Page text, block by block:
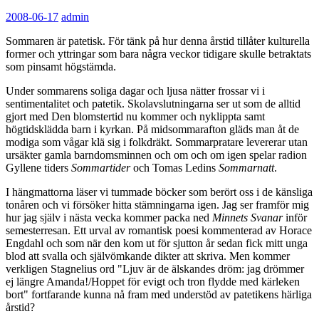
2008-06-17 admin
Sommaren är patetisk. För tänk på hur denna årstid tillåter kulturella
former och yttringar som bara några veckor tidigare skulle betraktats
som pinsamt högstämda.
Under sommarens soliga dagar och ljusa nätter frossar vi i
sentimentalitet och patetik. Skolavslutningarna ser ut som de alltid
gjort med Den blomstertid nu kommer och nyklippta samt
högtidsklädda barn i kyrkan. På midsommarafton gläds man åt de
modiga som vågar klä sig i folkdräkt. Sommarpratare levererar utan
ursäkter gamla barndomsminnen och om och om igen spelar radion
Gyllene tiders Sommartideroch Tomas Ledins Sommarnatt.
I hängmattorna läser vi tummade böcker som berört oss i de känsliga
tonåren och vi försöker hitta stämningarna igen. Jag ser framför mig
hur jag själv i nästa vecka kommer packa ned Minnets Svanarinför
semesterresan. Ett urval av romantisk poesi kommenterad av Horace
Engdahl och som när den kom ut för sjutton år sedan fick mitt unga
blod att svalla och självömkande dikter att skriva. Men kommer
verkligen Stagnelius ord "Ljuv är de älskandes dröm: jag drömmer
ej längre Amanda!/Hoppet för evigt och tron flydde med kärleken
bort" fortfarande kunna nå fram med understöd av patetikens härliga
årstid?